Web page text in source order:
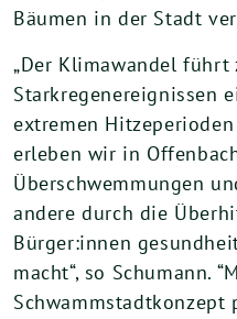
Bäumen in der Stadt
„Der Klimawandel führt
Starkregenereignissen
extremen
erleben wir in
Überschwemmungen
andere durch die
Bürger:innen
macht“, so Schumann.
Schwammstadtkonzept